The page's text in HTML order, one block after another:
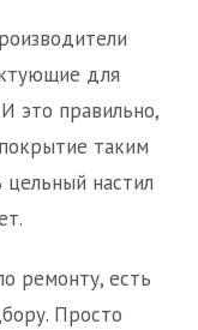
для
это правильно,
таким
цельный настил
ремонту, есть
Просто